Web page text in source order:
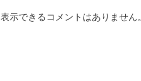
表示できるコメントはありません。